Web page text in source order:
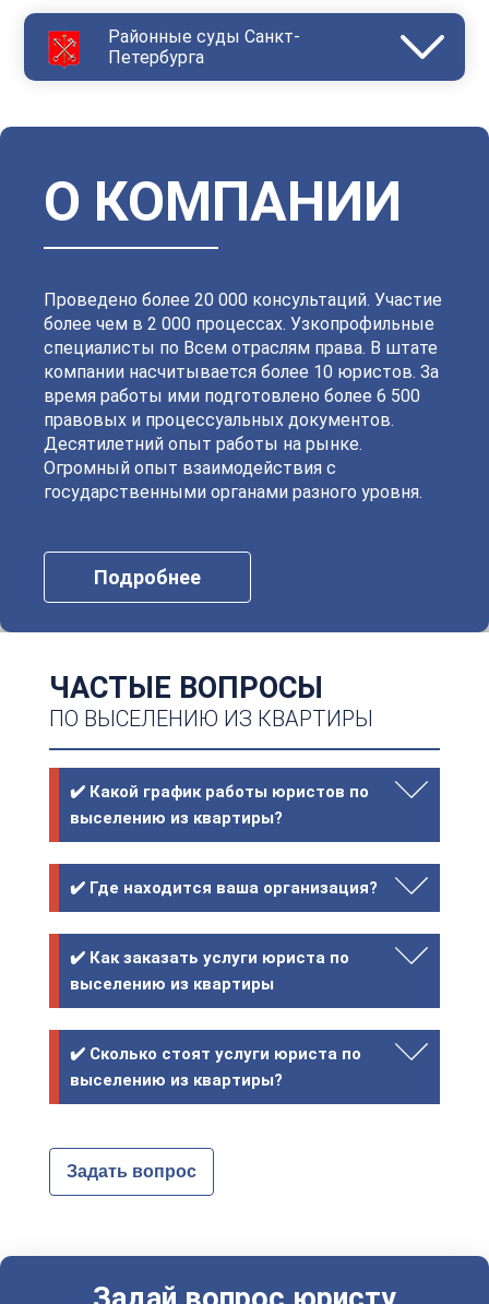
Районные суды Санкт-
Петербурга
Московский
Невский Октябрьский
Петроградский
Петродворцовый
Приморский Пушкинский
Сестрорецкий
Смольнинский
О КОМПАНИИ
Проведено более 20 000 консультаций. Участие
более чем в 2 000 процессах. Узкопрофильные
специалисты по Всем отраслям права. В штате
компании насчитывается более 10 юристов. За
время работы ими подготовлено более 6 500
правовых и процессуальных документов.
Десятилетний опыт работы на рынке.
Огромный опыт взаимодействия с
государственными органами разного уровня.
Подробнее
ЧАСТЫЕ ВОПРОСЫ
ПО ВЫСЕЛЕНИЮ ИЗ КВАРТИРЫ
✔️ Какой график работы юристов по
выселению из квартиры?
✔️ Где находится ваша организация?
✔️ Как заказать услуги юриста по
выселению из квартиры
✔️ Сколько стоят услуги юриста по
выселению из квартиры?
Задать вопрос